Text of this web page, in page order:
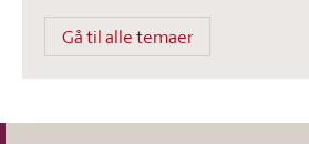
Gå til alle temaer